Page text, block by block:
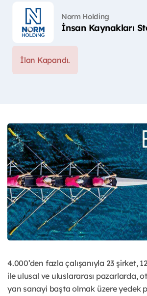
Norm Holding
İnsan Kaynakları
İlan Kapandı.
4.000’den fazla çalışanıyla 23 şirket,
ile ulusal ve uluslararası pazarlarda,
yan sanayi başta olmak üzere yedek